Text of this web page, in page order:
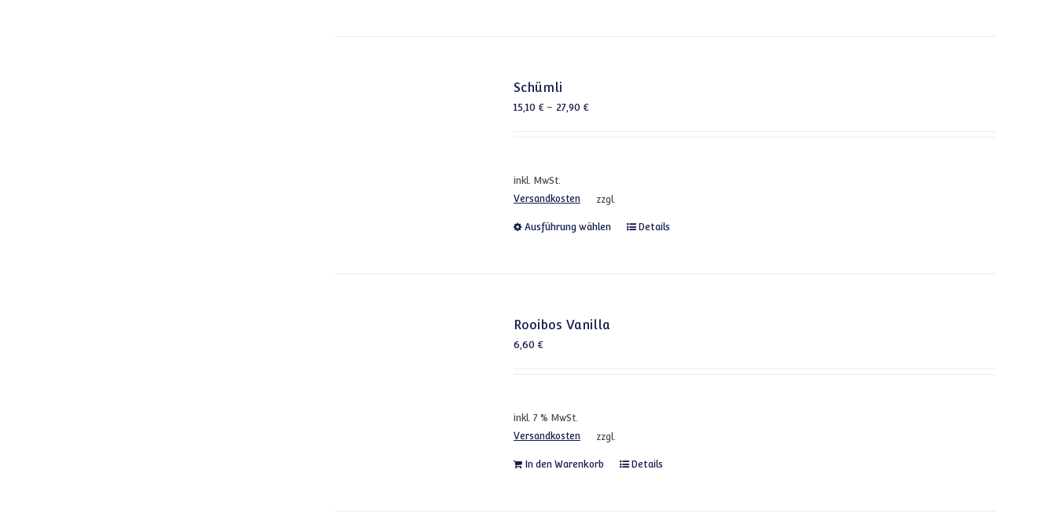
Schümli
15,10 €– 27,90 €
inkl. MwSt.
zzgl.
Versandkosten
Ausführung wählen Dieses Produkt weist mehrere Varianten auf. Die Optionen können auf der
Details
Rooibos Vanilla
6,60 €
inkl. 7 % MwSt.
zzgl.
Versandkosten
In den Warenkorb Details